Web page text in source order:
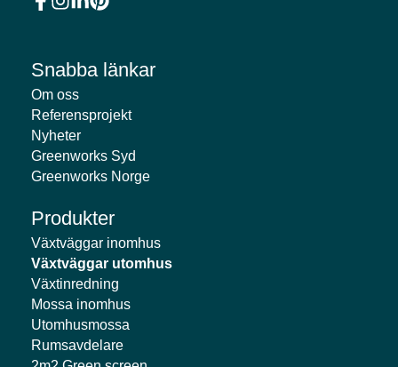
Snabba länkar
Om oss
Referensprojekt
Nyheter
Greenworks Syd
Greenworks Norge
Produkter
Växtväggar inomhus
Växtväggar utomhus
Växtinredning
Mossa inomhus
Utomhusmossa
Rumsavdelare